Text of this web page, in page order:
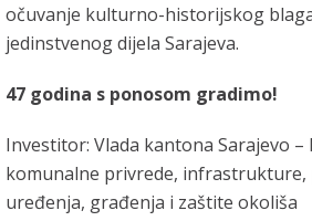
očuvanje kulturno-historijskog
jedinstvenog dijela Sarajeva.
47 godina s ponosom gradimo!
Investitor: Vlada kantona Sarajevo
komunalne privrede,
uređenja, građenja i zaštite okoliša